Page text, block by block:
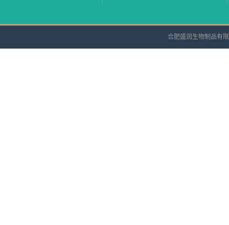
合肥盛润生物制品有